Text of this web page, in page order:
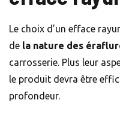
Le choix d’un efface
de la nature des
carrosserie. Plus leur
le produit devra être
profondeur.